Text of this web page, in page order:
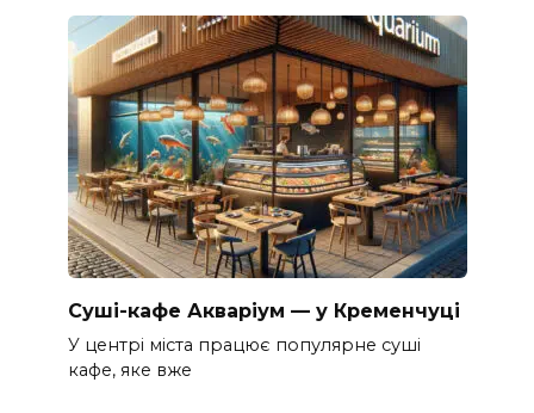
Суші-кафе Акваріум — у Кременчуці
У центрі міста працює популярне суші
кафе, яке вже